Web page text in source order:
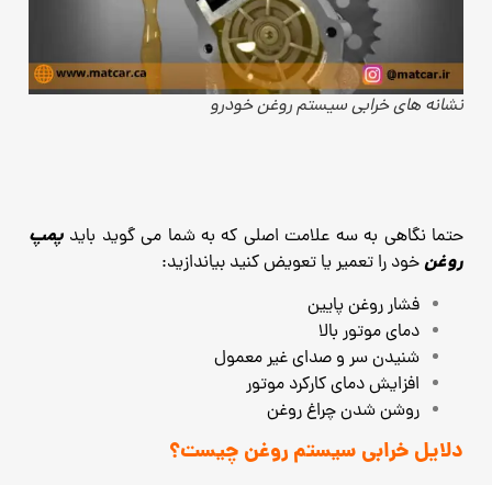
نشانه های خرابی سیستم روغن خودرو
حتما نگاهی به سه علامت اصلی که به شما می گوید باید پمپ
روغنخود را تعمیر یا تعویض کنید بیاندازید:
فشار روغن پایین
دمای موتور بالا
شنیدن سر و صدای غیر معمول
افزایش دمای کارکرد موتور
روشن شدن چراغ روغن
دلایل خرابی سیستم روغن چیست؟